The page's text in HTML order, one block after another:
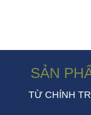
SẢN
TỪ CHÍNH